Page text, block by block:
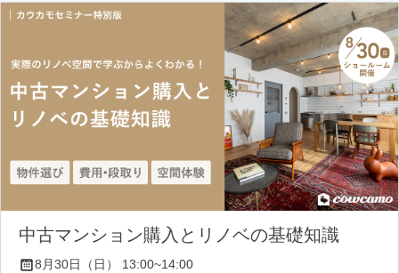
中古マンション購入とリノベの基礎知識
8月30日（日） 13:00~14:00